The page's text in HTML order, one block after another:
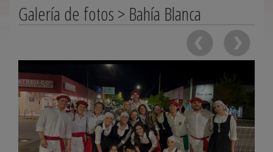
Galería de fotos > Bahía Blanca